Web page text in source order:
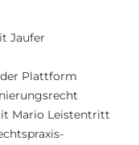
Jaufer
der Plattform
Mario Leistentritt